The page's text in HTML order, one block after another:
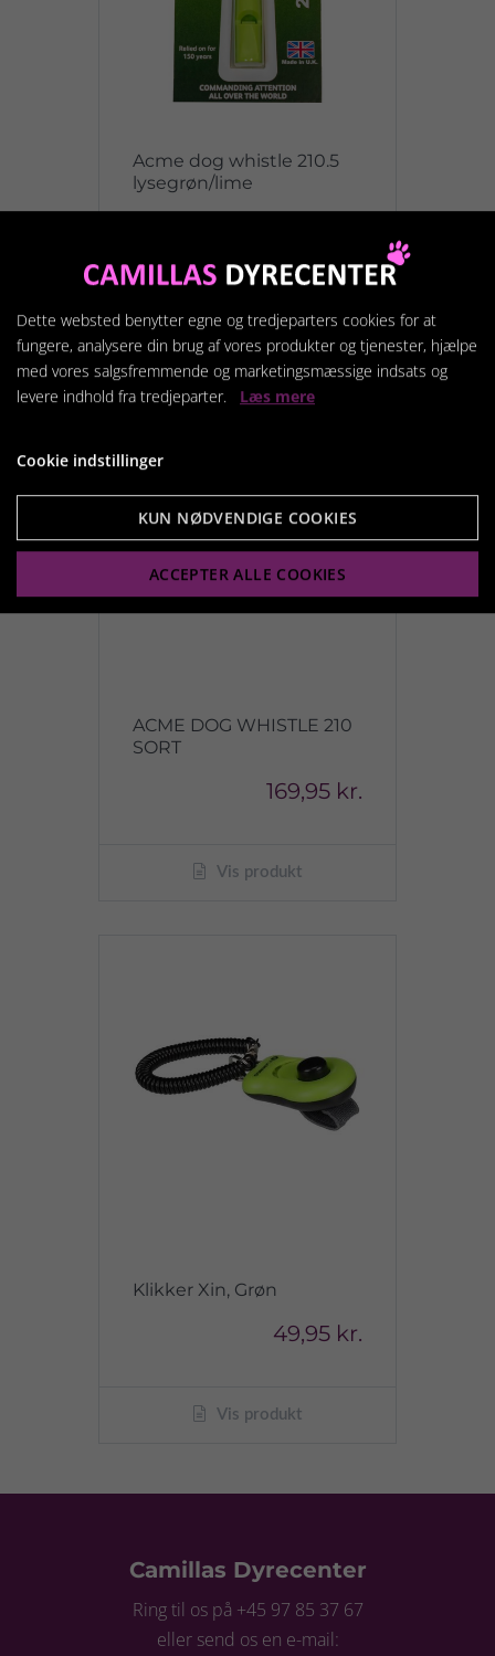
Acme dog whistle 210.5
lysegrøn/lime
ACME DOG WHISTLE 210
SORT
169,95 kr.
Vis produkt
Klikker Xin, Grøn
49,95 kr.
Vis produkt
Camillas Dyrecenter
Ring til os på +45 97 85 37 67
eller send os en e-mail:
Dette websted benytter egne og tredjeparters cookies for at
fungere, analysere din brug af vores produkter og tjenester, hjælpe
med vores salgsfremmende og marketingsmæssige indsats og
levere indhold fra tredjeparter. Læs mere
Cookie indstillinger
KUN NØDVENDIGE COOKIES
ACCEPTER ALLE COOKIES